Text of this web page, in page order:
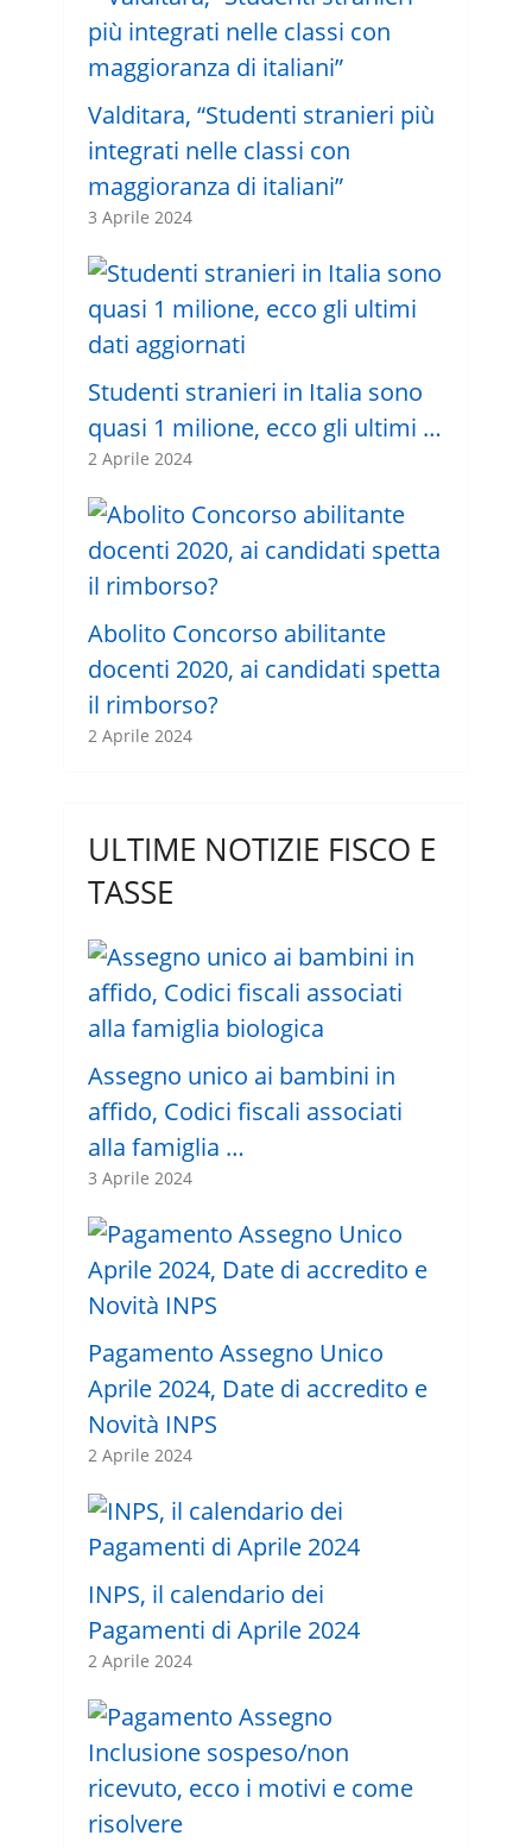
Valditara, “Studenti stranieri più
integrati nelle classi con
maggioranza di italiani”
3 Aprile 2024
Studenti stranieri in Italia sono
quasi 1 milione, ecco gli ultimi …
2 Aprile 2024
Abolito Concorso abilitante
docenti 2020, ai candidati spetta
il rimborso?
2 Aprile 2024
ULTIME NOTIZIE FISCO E
TASSE
Assegno unico ai bambini in
affido, Codici fiscali associati
alla famiglia …
3 Aprile 2024
Pagamento Assegno Unico
Aprile 2024, Date di accredito e
Novità INPS
2 Aprile 2024
INPS, il calendario dei
Pagamenti di Aprile 2024
2 Aprile 2024